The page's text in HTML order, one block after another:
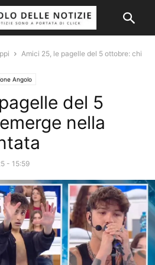
Amici 25, le pagelle del 5 ottobre: chi
Angolo
del 5
nella
- 15:59